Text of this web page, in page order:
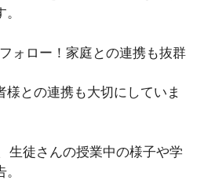
ォロー！家庭との連携も抜群
様との連携も大切にしていま
生徒さんの授業中の様子や学